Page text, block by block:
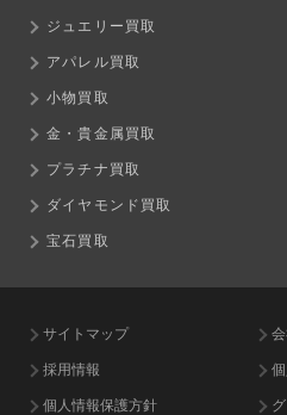
ジュエリー買取
アパレル買取
小物買取
金・貴金属買取
プラチナ買取
ダイヤモンド買取
宝石買取
サイトマップ
採用情報
個人情報保護方針